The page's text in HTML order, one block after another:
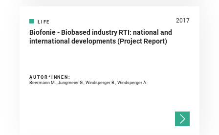
LIFE 2017
Biofonie - Biobased industry RTI: national and
international developments (Project Report)
AUTOR*INNEN:
Beermann M., Jungmeier G., Windsperger B., Windsperger A.